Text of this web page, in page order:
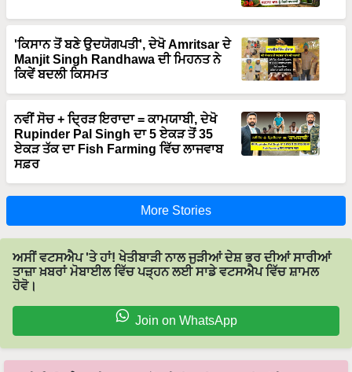
'ਕਿਸਾਨ ਤੋਂ ਬਣੇ ਉਦਯੋਗਪਤੀ', ਦੇਖੋ Amritsar ਦੇ
Manjit Singh Randhawa ਦੀ ਮਿਹਨਤ ਨੇ
ਕਿਵੇਂ ਬਦਲੀ ਕਿਸਮਤ
ਨਵੀਂ ਸੋਚ + ਦ੍ਰਿੜ ਇਰਾਦਾ = ਕਾਮਯਾਬੀ, ਦੇਖੋ
Rupinder Pal Singh ਦਾ 5 ਏਕੜ ਤੋਂ 35
ਏਕੜ ਤੱਕ ਦਾ Fish Farming ਵਿੱਚ ਲਾਜਵਾਬ
ਸਫ਼ਰ
More Stories
ਅਸੀਂ ਵਟਸਐਪ 'ਤੇ ਹਾਂ! ਖੇਤੀਬਾੜੀ ਨਾਲ ਜੁੜੀਆਂ ਦੇਸ਼ ਭਰ ਦੀਆਂ ਸਾਰੀਆਂ
ਤਾਜ਼ਾ ਖ਼ਬਰਾਂ ਮੋਬਾਈਲ ਵਿੱਚ ਪੜ੍ਹਨ ਲਈ ਸਾਡੇ ਵਟਸਐਪ ਵਿੱਚ ਸ਼ਾਮਲ
ਹੋਵੋ।
Join on WhatsApp